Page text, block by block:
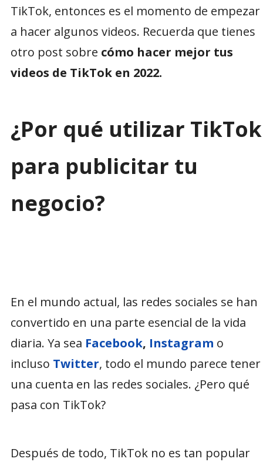
TikTok, entonces es el momento de empezar
a hacer algunos videos. Recuerda que tienes
otro post sobre cómo hacer mejor tus
videos de TikTok en 2022.
¿Por qué utilizar TikTok
para publicitar tu
negocio?
En el mundo actual, las redes sociales se han
convertido en una parte esencial de la vida
diaria. Ya sea Facebook, Instagram o
incluso Twitter, todo el mundo parece tener
una cuenta en las redes sociales. ¿Pero qué
pasa con TikTok?
Después de todo, TikTok no es tan popular